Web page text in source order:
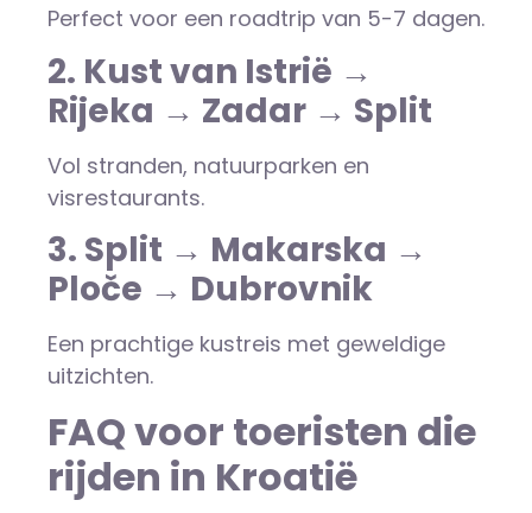
Perfect voor een roadtrip van 5-7 dagen.
2. Kust van Istrië →
Rijeka → Zadar → Split
Vol stranden, natuurparken en
visrestaurants.
3. Split → Makarska →
Ploče → Dubrovnik
Een prachtige kustreis met geweldige
uitzichten.
FAQ voor toeristen die
rijden in Kroatië